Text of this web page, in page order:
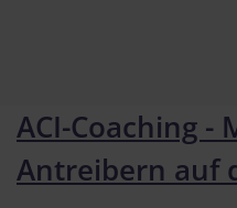
ACI-Coaching -
Antreibern auf